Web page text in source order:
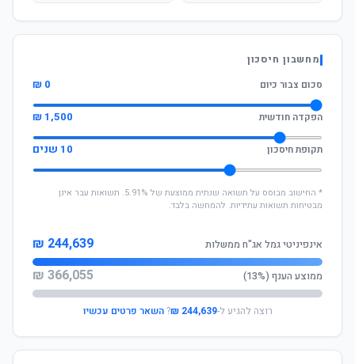
מחשבון חיסכון
סכום צבור כיום
0 ₪
הפקדה חודשית 1,500 ₪
תקופת חיסכון 10 שנים
* החישוב מבוסס על תשואה שנתית ממוצעת של 5.91%. תשואות עבר אינן
מבטיחות תשואות עתידיות. להמחשה בלבד.
אינפיניטי גמל אג"ח ממשלות 244,639 ₪
ממוצע הענף (13%) 366,055 ₪
רוצה להגיע ל-244,639 ₪
?השאר פרטים עכשיו